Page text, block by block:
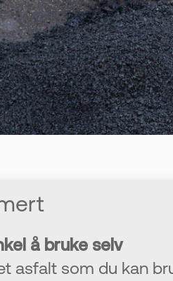
å bruke selv
asfalt som du kan